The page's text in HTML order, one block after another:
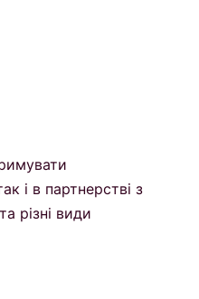
і в партнерстві з
різні види